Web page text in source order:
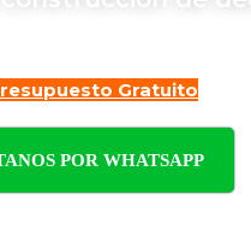
Gratuito
POR WHATSAPP